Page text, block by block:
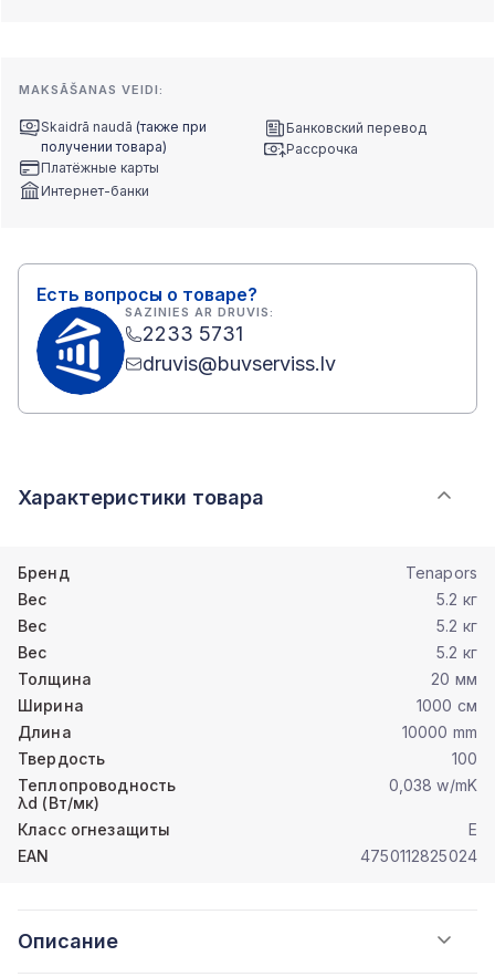
MAKSĀŠANAS VEIDI:
Skaidrā naudā (также при
получении товара)
Платёжные карты
Интернет-банки
Банковский перевод
Рассрочка
Есть вопросы о товаре?
SAZINIES AR DRUVIS:
2233 5731
druvis@buvserviss.lv
Характеристики товара
Бренд
Tenapors
Вес
5.2 кг
Вес
5.2 кг
Вес
5.2 кг
Толщина
20 мм
Ширина
1000 см
Длина
10000 mm
Твердость
100
Теплопроводность
λd (Вт/мк)
0,038 w/mK
Класс огнезащиты
E
EAN
4750112825024
Описание